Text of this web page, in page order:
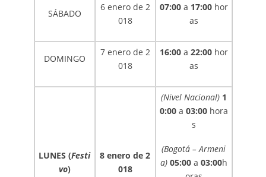
SÁBADO
6 enero de 2
018
07:00a 17:00hor
as
DOMINGO
7 enero de 2
018
16:00a 22:00hor
as
LUNES (Festi
vo)
8 enero de 2
018
(Nivel Nacional) 1
0:00a 03:00hora
s
(Bogotá – Armeni
a) 05:00a 03:00h